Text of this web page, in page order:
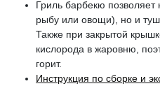
Гриль барбекю
рыбу или овощи), но и
Также при закрытой
кислорода в жаровню,
горит.
Инструкция по сборке и